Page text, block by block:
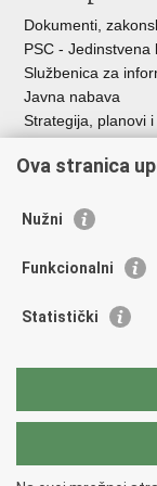
Dokumenti,
PSC -
Službenica za
Javna nabava
Strategija, planovi i
Korisne
Vlada RH
ASOO
CARNET
Ova stranica
Nužni
Funkcionalni
Statistički